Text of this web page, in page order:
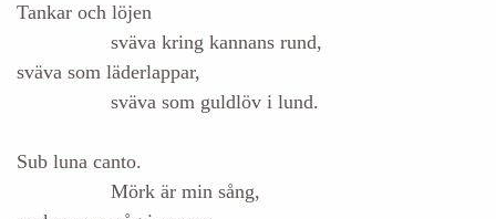
Tankar och löjen
sväva kring kannans rund,
sväva som läderlappar,
sväva som guldlöv i lund.
Sub luna canto.
Mörk är min sång,